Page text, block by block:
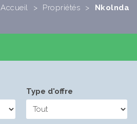
Accueil > Propriétés > Nkolnda
Type d'offre